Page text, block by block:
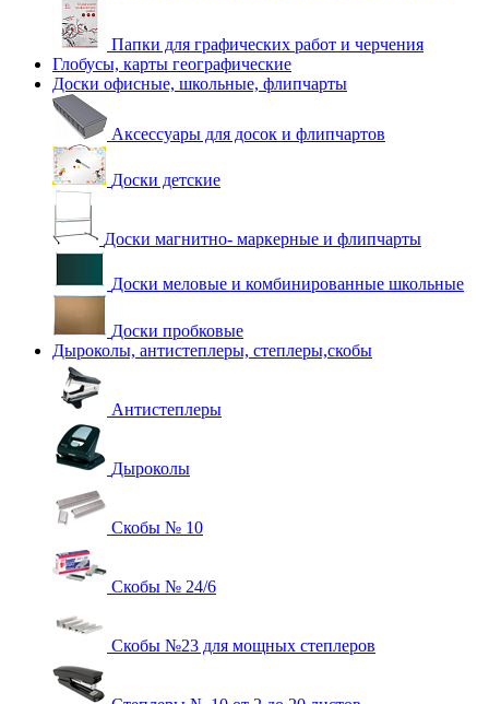
Папки для графических работ и черчения
Глобусы, карты географические
Доски офисные, школьные, флипчарты
Аксессуары для досок и флипчартов
Доски детские
Доски магнитно- маркерные и флипчарты
Доски меловые и комбинированные школьные
Доски пробковые
Дыроколы, антистеплеры, степлеры,скобы
Антистеплеры
Дыроколы
Скобы № 10
Скобы № 24/6
Скобы №23 для мощных степлеров